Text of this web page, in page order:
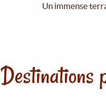
Un immense
Destinations